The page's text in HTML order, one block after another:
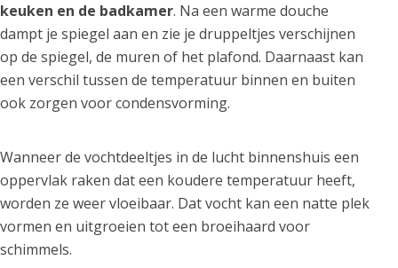
keuken en de badkamer. Na een warme douche
dampt je spiegel aan en zie je druppeltjes verschijnen
op de spiegel, de muren of het plafond. Daarnaast kan
een verschil tussen de temperatuur binnen en buiten
ook zorgen voor condensvorming.
Wanneer de vochtdeeltjes in de lucht binnenshuis een
oppervlak raken dat een koudere temperatuur heeft,
worden ze weer vloeibaar. Dat vocht kan een natte plek
vormen en uitgroeien tot een broeihaard voor
schimmels.